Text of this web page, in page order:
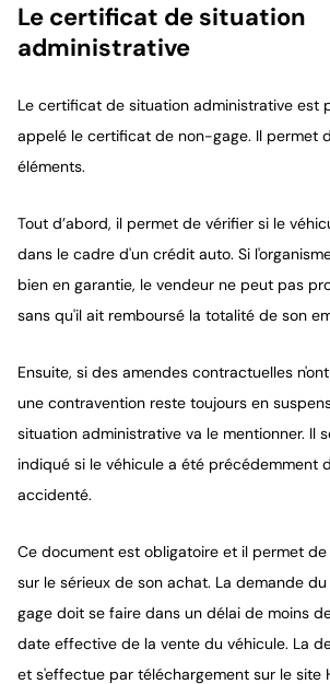
Le certificat de situation
administrative
Le certificat de situation administrative est
appelé le certificat de non-gage. Il permet
éléments.
Tout d’abord, il permet de vérifier si le
dans le cadre d'un crédit auto. Si
bien en garantie, le vendeur ne peut pas
sans qu'il ait remboursé la totalité de son
Ensuite, si des amendes contractuelles
une contravention reste toujours en
situation administrative va le mentionner. Il
indiqué si le véhicule a été précédemment
accidenté.
Ce document est obligatoire et il permet
sur le sérieux de son achat. La demande
gage doit se faire dans un délai de moins
date effective de la vente du véhicule. La
et s'effectue par téléchargement sur le site